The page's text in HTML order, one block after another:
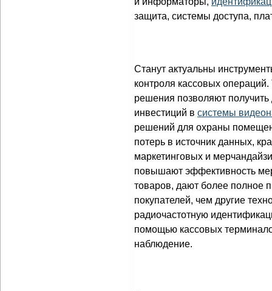
защита, системы доступа,
Станут актуальны
контроля кассовых
решения позволяют
инвестиций в системы
решений для охраны
потерь в источник данных,
маркетинговых и
повышают эффективность
товаров, дают более полное
покупателей, чем другие
радиочастотную
помощью кассовых
наблюдение.